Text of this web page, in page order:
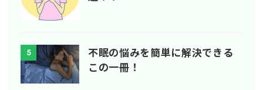
5
不眠の悩みを簡単に解決できる
この一冊！